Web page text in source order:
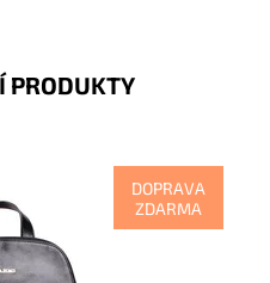
PRODUKTY
DOPRAVA
ZDARMA
i na dotek, ale i tradice
v tomto batohu černé